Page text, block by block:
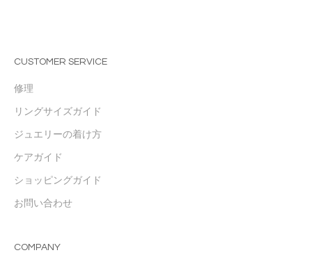
CUSTOMER SERVICE
修理
リングサイズガイド
ジュエリーの着け方
ケアガイド
ショッピングガイド
お問い合わせ
COMPANY